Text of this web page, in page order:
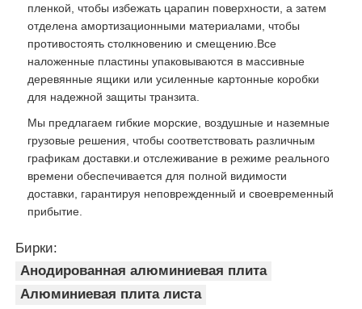
пленкой, чтобы избежать царапин поверхности, а затем
отделена амортизационными материалами, чтобы
противостоять столкновению и смещению.Все
наложенные пластины упаковываются в массивные
деревянные ящики или усиленные картонные коробки
для надежной защиты транзита.
Мы предлагаем гибкие морские, воздушные и наземные
грузовые решения, чтобы соответствовать различным
графикам доставки.и отслеживание в режиме реального
времени обеспечивается для полной видимости
доставки, гарантируя неповрежденный и своевременный
прибытие.
Бирки:
Анодированная алюминиевая плита
Алюминиевая плита листа